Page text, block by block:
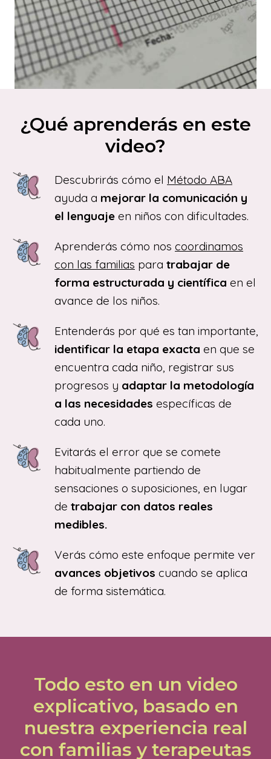
¿Qué aprenderás en este
video?
Descubrirás cómo el Método ABA
ayuda a mejorar la comunicación y
el lenguaje en niños con dificultades.
Aprenderás cómo nos coordinamos
con las familias para trabajar de
forma estructurada y científica en el
avance de los niños.
Entenderás por qué es tan importante,
identificar la etapa exacta en que se
encuentra cada niño, registrar sus
progresos y adaptar la metodología
a las necesidades específicas de
cada uno.
Evitarás el error que se comete
habitualmente partiendo de
sensaciones o suposiciones, en lugar
de trabajar con datos reales
medibles.
Verás cómo este enfoque permite ver
avances objetivos cuando se aplica
de forma sistemática.
Todo esto en un video
explicativo, basado en
nuestra experiencia real
con familias y terapeutas